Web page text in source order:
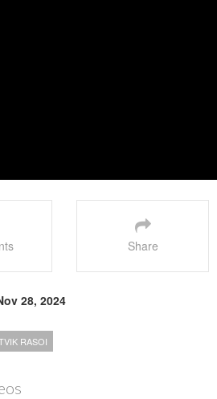
Share
28, 2024
RASOI